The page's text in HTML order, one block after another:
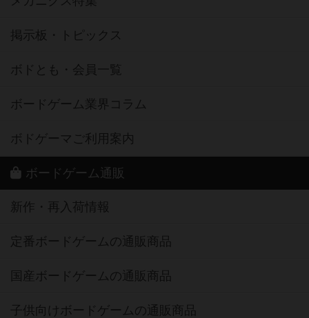
掲示板・トピックス
ボドとも・会員一覧
ボードゲーム業界コラム
ボドゲーマご利用案内
ボードゲーム通販
新作・再入荷情報
定番ボードゲームの通販商品
国産ボードゲームの通販商品
子供向けボードゲームの通販商品